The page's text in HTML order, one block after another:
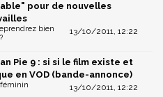
pour de nouvelles
13/10/2011, 12:22
bien
Pie 9 : si si le film existe et
en VOD (bande-annonce)
13/10/2011, 12:22